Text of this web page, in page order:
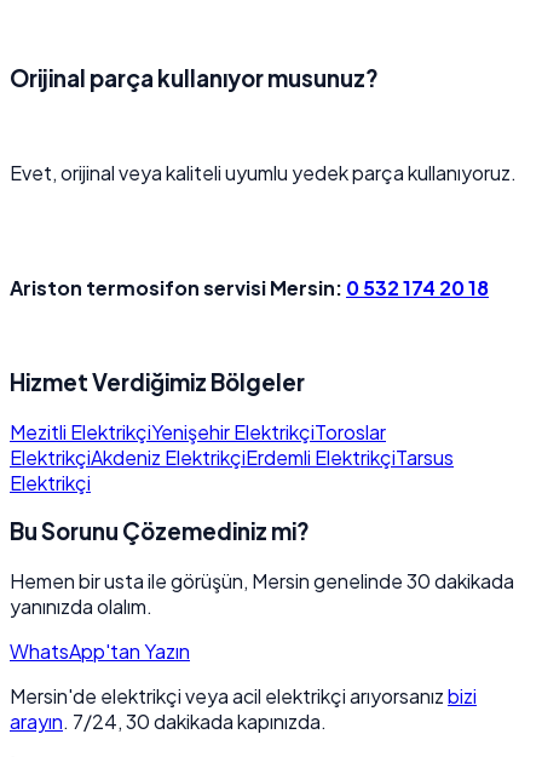
Orijinal parça kullanıyor musunuz?
Evet, orijinal veya kaliteli uyumlu yedek parça kullanıyoruz.
Ariston termosifon servisi Mersin: 0 532 174 20 18
Hizmet Verdiğimiz Bölgeler
Mezitli ElektrikçiYenişehir ElektrikçiToroslar
ElektrikçiAkdeniz ElektrikçiErdemli ElektrikçiTarsus
Elektrikçi
Bu Sorunu Çözemediniz mi?
Hemen bir usta ile görüşün, Mersin genelinde 30 dakikada
yanınızda olalım.
WhatsApp'tan Yazın
Mersin'de elektrikçi veya acil elektrikçi arıyorsanızbizi
arayın. 7/24, 30 dakikada kapınızda.